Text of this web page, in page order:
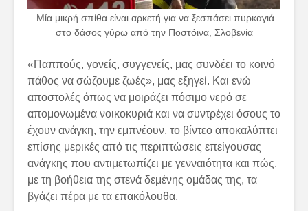
Μία μικρή σπίθα είναι αρκετή για να ξεσπάσει πυρκαγιά
στο δάσος γύρω από την Ποστόινα, Σλοβενία
«Παππούς, γονείς, συγγενείς, μας συνδέει το κοινό
πάθος να σώζουμε ζωές», μας εξηγεί. Και ενώ
αποστολές όπως να μοιράζει πόσιμο νερό σε
απομονωμένα νοικοκυριά και να συντρέχει όσους το
έχουν ανάγκη, την εμπνέουν, το βίντεο αποκαλύπτει
επίσης μερικές από τις περιπτώσεις επείγουσας
ανάγκης που αντιμετωπίζει με γενναιότητα και πώς,
με τη βοήθεια της στενά δεμένης ομάδας της, τα
βγάζει πέρα με τα επακόλουθα.